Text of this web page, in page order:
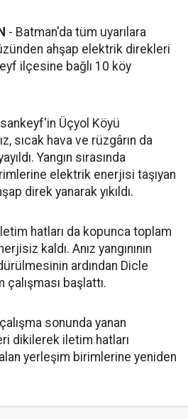
- Batman'da tüm uyarılara
ahşap elektrik direkleri
ilçesine bağlı 10 köy
Üçyol Köyü
sıcak hava ve rüzgârın da
Yangın sırasında
elektrik enerjisi taşıyan
direk yanarak yıkıldı.
hatları da kopunca toplam
kaldı. Anız yangınının
ardından Dicle
başlattı.
sonunda yanan
dikilerek iletim hatları
yerleşim birimlerine yeniden